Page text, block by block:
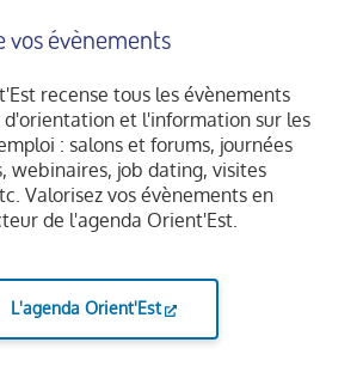
vos évènements
recense tous les évènements
d'orientation et l'information sur les
: salons et forums, journées
webinaires, job dating, visites
Valorisez vos évènements en
de l'agenda Orient'Est.
L'agenda Orient'Est